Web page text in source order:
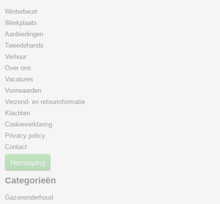
Winterbeurt
Werkplaats
Aanbiedingen
Tweedehands
Verhuur
Over ons
Vacatures
Voorwaarden
Verzend- en retourinformatie
Klachten
Cookieverklaring
Privacy policy
Contact
Herroeping
Categorieën
Gazononderhoud